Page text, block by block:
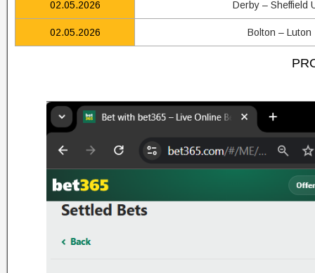
02.05.2026 Derby – Sheffield
02.05.2026 Bolton – Luton